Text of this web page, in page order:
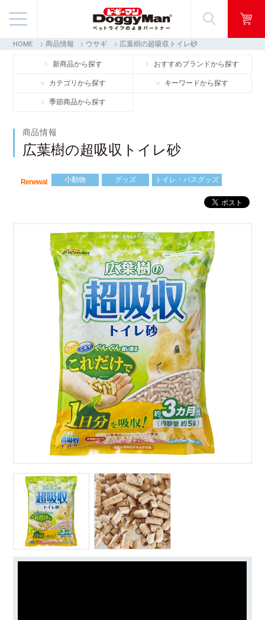
商品情報
映像ギャラリー
お客様窓口・Q＆A
会社情報
サイトマップ English
HOME 商品情報 ウサギ 広葉樹の超吸収トイレ砂
新商品から探す おすすめブランドから探す
カテゴリから探す キーワードから探す
季節商品から探す
商品情報
広葉樹の超吸収トイレ砂
Renewal 小動物 グッズ トイレ・バスグッズ